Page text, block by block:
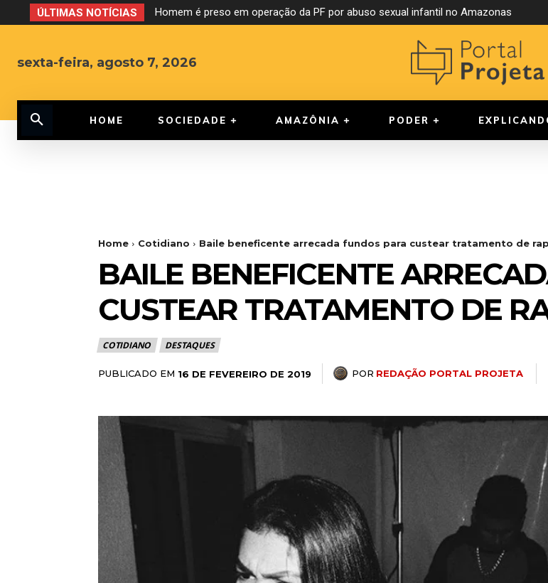
ÚLTIMAS NOTÍCIAS Homem é preso em operação da PF por abuso sexual infantil no Amazonas
sexta-feira, agosto 7, 2026
HOME SOCIEDADE AMAZÔNIA PODER
Home Cotidiano Baile beneficente arrecada fundos para custear tratamento de
BAILE BENEFICENTE
CUSTEAR TRATAMENTO DE
COTIDIANO DESTAQUES
PUBLICADO EM 16 DE FEVEREIRO DE 2019 POR REDAÇÃO PORTAL PROJETA